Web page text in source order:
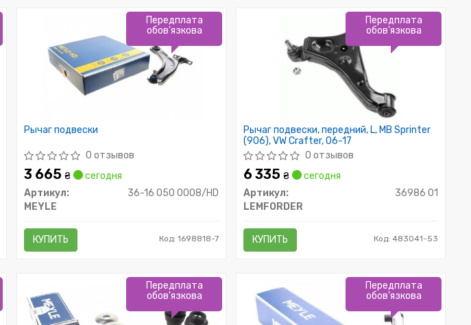
Рычаг подвески
0 отзывов
3 665₴
сегодня
Артикул:
36-16 050 0008/HD
MEYLE
КУПИТЬ Код: 1698818-7
Передплата
обов'язкова
Рычаг подвески, передний, L, MB Sprinter
(906), VW Crafter, 06-17
0 отзывов
6 335₴
сегодня
Артикул:
36986 01
LEMFORDER
КУПИТЬ Код: 483041-53
Передплата
обов'язкова
Передплата
обов'язкова
Передплата
обов'язкова